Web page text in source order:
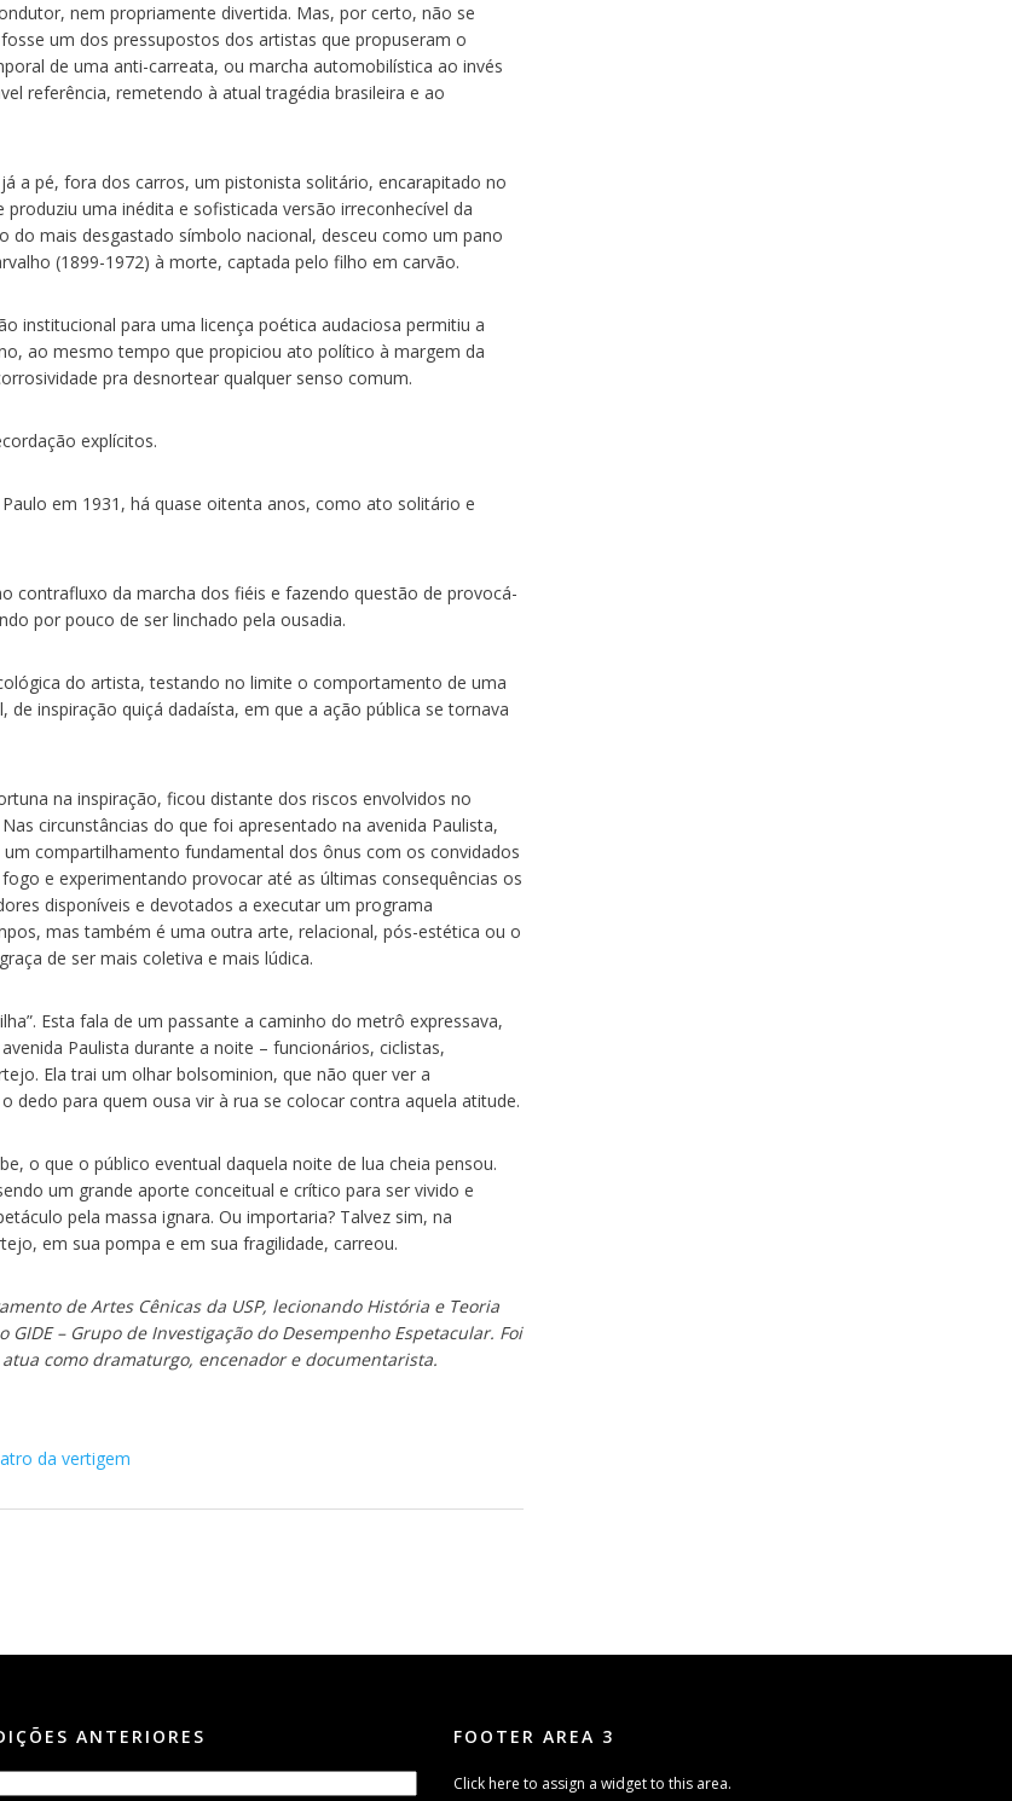
nem propriamente divertida. Mas, por certo, não se
um dos pressupostos dos artistas que propuseram o
de uma anti-carreata, ou marcha automobilística ao invés
referência, remetendo à atual tragédia brasileira e ao
a pé, fora dos carros, um pistonista solitário, encarapitado no
uma inédita e sofisticada versão irreconhecível da
mais desgastado símbolo nacional, desceu como um pano
(1899-1972) à morte, captada pelo filho em carvão.
institucional para uma licença poética audaciosa permitiu a
ao mesmo tempo que propiciou ato político à margem da
pra desnortear qualquer senso comum.
explícitos.
em 1931, há quase oitenta anos, como ato solitário e
contrafluxo da marcha dos fiéis e fazendo questão de provocá-
por pouco de ser linchado pela ousadia.
do artista, testando no limite o comportamento de uma
inspiração quiçá dadaísta, em que a ação pública se tornava
na inspiração, ficou distante dos riscos envolvidos no
circunstâncias do que foi apresentado na avenida Paulista,
compartilhamento fundamental dos ônus com os convidados
e experimentando provocar até as últimas consequências os
disponíveis e devotados a executar um programa
mas também é uma outra arte, relacional, pós-estética ou o
de ser mais coletiva e mais lúdica.
Esta fala de um passante a caminho do metrô expressava,
Paulista durante a noite – funcionários, ciclistas,
Ela trai um olhar bolsominion, que não quer ver a
dedo para quem ousa vir à rua se colocar contra aquela atitude.
o que o público eventual daquela noite de lua cheia pensou.
um grande aporte conceitual e crítico para ser vivido e
pela massa ignara. Ou importaria? Talvez sim, na
em sua pompa e em sua fragilidade, carreou.
de Artes Cênicas da USP, lecionando História e Teoria
– Grupo de Investigação do Desempenho Espetacular. Foi
como dramaturgo, encenador e documentarista.
da vertigem
ANTERIORES FOOTER AREA 3
Click here to assign a widget to this area.